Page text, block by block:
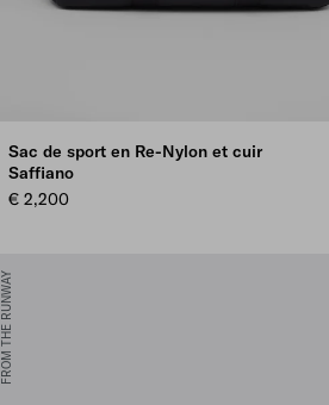
Sac de sport en Re-Nylon et cuir
Saffiano
€ 2,200
FROM THE RUNWAY